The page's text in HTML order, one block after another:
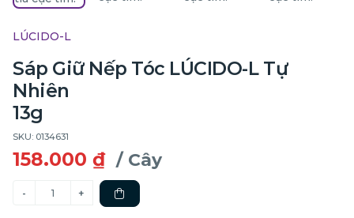
LÚCIDO-L
Sáp Giữ Nếp Tóc LÚCIDO-L Tự
Nhiên
13g
SKU: 0134631
158.000 ₫ / Cây